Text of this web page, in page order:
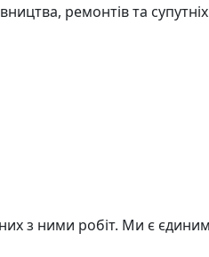
ремонтів та супутніх
з ними робіт. Ми є